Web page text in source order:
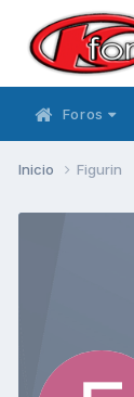
Foros
Inicio Figurin